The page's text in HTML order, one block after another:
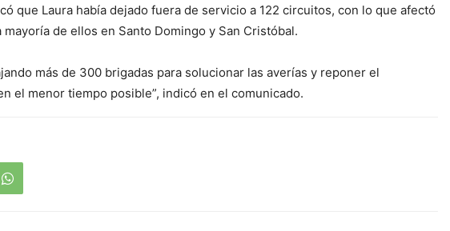
que Laura había dejado fuera de servicio a 122 circuitos, con lo que afectó
de ellos en Santo Domingo y San Cristóbal.
más de 300 brigadas para solucionar las averías y reponer el
el menor tiempo posible”, indicó en el comunicado.